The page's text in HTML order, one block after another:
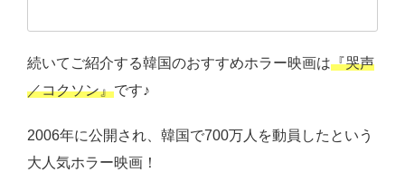
続いてご紹介する韓国のおすすめホラー映画は『哭声
／コクソン』です♪
2006年に公開され、韓国で700万人を動員したという
大人気ホラー映画！